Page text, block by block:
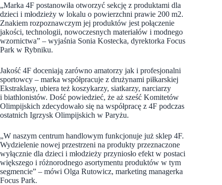
„Marka 4F postanowiła otworzyć sekcję z produktami dla
dzieci i młodzieży w lokalu o powierzchni prawie 200 m2.
Znakiem rozpoznawczym jej produktów jest połączenie
jakości, technologii, nowoczesnych materiałów i modnego
wzornictwa” – wyjaśnia Sonia Kostecka, dyrektorka Focus
Park w Rybniku.
Jakość 4F doceniają zarówno amatorzy jak i profesjonalni
sportowcy – marka współpracuje z drużynami piłkarskiej
Ekstraklasy, ubiera też koszykarzy, siatkarzy, narciarzy
i biathlonistów. Dość powiedzieć, że aż sześć Komitetów
Olimpijskich zdecydowało się na współpracę z 4F podczas
ostatnich Igrzysk Olimpijskich w Paryżu.
„W naszym centrum handlowym funkcjonuje już sklep 4F.
Wydzielenie nowej przestrzeni na produkty przeznaczone
wyłącznie dla dzieci i młodzieży przyniosło efekt w postaci
większego i różnorodnego asortymentu produktów w tym
segmencie” – mówi Olga Rutowicz, marketing managerka
Focus Park.